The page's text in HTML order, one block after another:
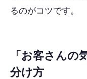
るのがコツです。
「お客さんの
分け方